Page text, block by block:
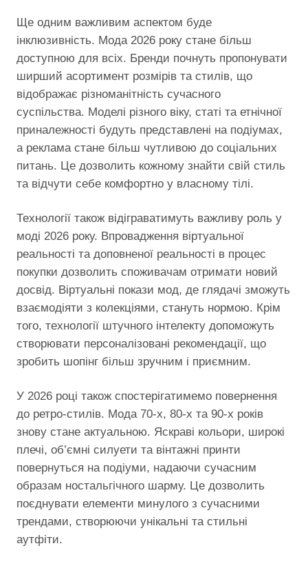
Ще одним важливим аспектом буде
інклюзивність. Мода 2026 року стане більш
доступною для всіх. Бренди почнуть пропонувати
ширший асортимент розмірів та стилів, що
відображає різноманітність сучасного
суспільства. Моделі різного віку, статі та етнічної
приналежності будуть представлені на подіумах,
а реклама стане більш чутливою до соціальних
питань. Це дозволить кожному знайти свій стиль
та відчути себе комфортно у власному тілі.
Технології також відіграватимуть важливу роль у
моді 2026 року. Впровадження віртуальної
реальності та доповненої реальності в процес
покупки дозволить споживачам отримати новий
досвід. Віртуальні покази мод, де глядачі зможуть
взаємодіяти з колекціями, стануть нормою. Крім
того, технології штучного інтелекту допоможуть
створювати персоналізовані рекомендації, що
зробить шопінг більш зручним і приємним.
У 2026 році також спостерігатимемо повернення
до ретро-стилів. Мода 70-х, 80-х та 90-х років
знову стане актуальною. Яскраві кольори, широкі
плечі, об’ємні силуети та вінтажні принти
повернуться на подіуми, надаючи сучасним
образам ностальгічного шарму. Це дозволить
поєднувати елементи минулого з сучасними
трендами, створюючи унікальні та стильні
аутфіти.